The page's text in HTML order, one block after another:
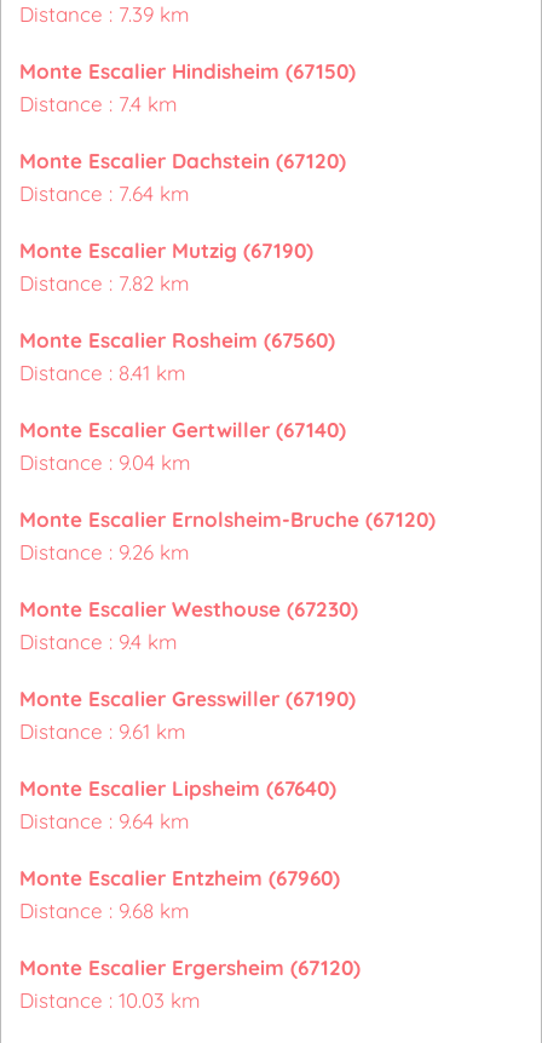
Distance : 7.39 km
Monte Escalier Hindisheim (67150)
Distance : 7.4 km
Monte Escalier Dachstein (67120)
Distance : 7.64 km
Monte Escalier Mutzig (67190)
Distance : 7.82 km
Monte Escalier Rosheim (67560)
Distance : 8.41 km
Monte Escalier Gertwiller (67140)
Distance : 9.04 km
Monte Escalier Ernolsheim-Bruche (67120)
Distance : 9.26 km
Monte Escalier Westhouse (67230)
Distance : 9.4 km
Monte Escalier Gresswiller (67190)
Distance : 9.61 km
Monte Escalier Lipsheim (67640)
Distance : 9.64 km
Monte Escalier Entzheim (67960)
Distance : 9.68 km
Monte Escalier Ergersheim (67120)
Distance : 10.03 km